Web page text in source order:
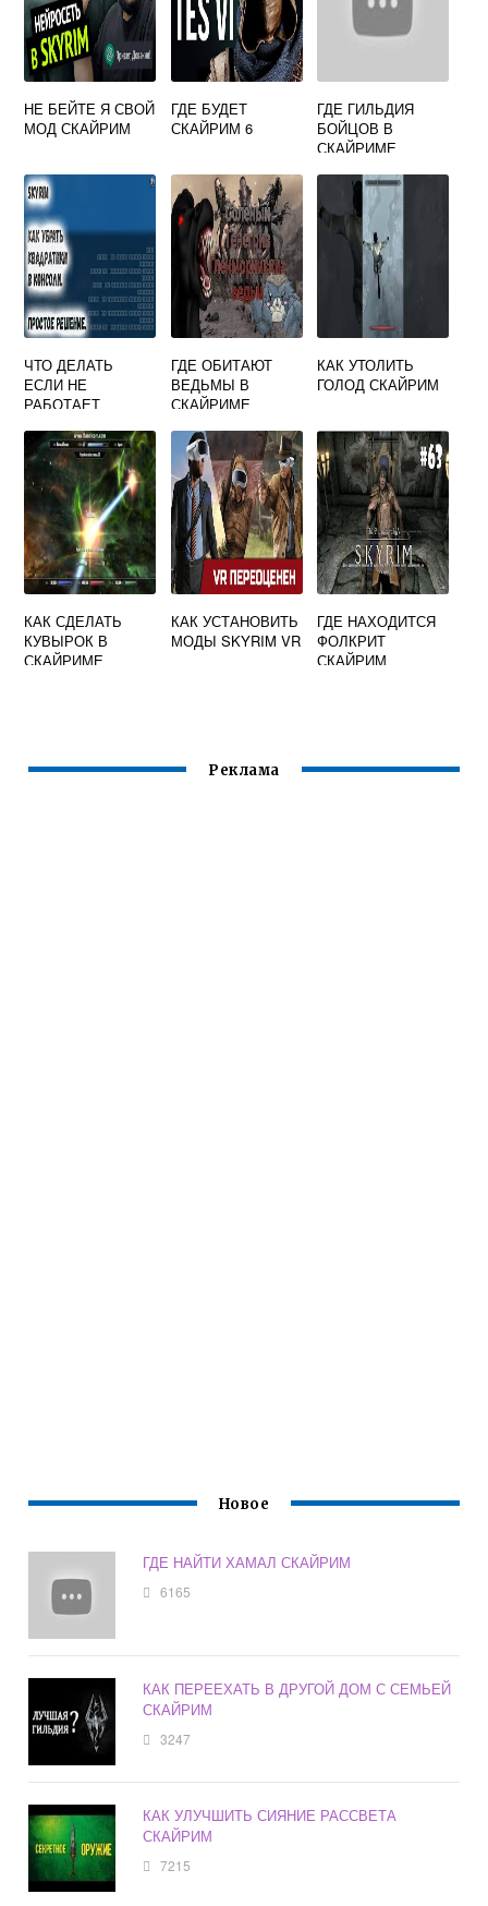
НЕ БЕЙТЕ Я СВОЙ
МОД СКАЙРИМ
ГДЕ БУДЕТ
СКАЙРИМ 6
ГДЕ ГИЛЬДИЯ
БОЙЦОВ В
СКАЙРИМЕ
ЧТО ДЕЛАТЬ
ЕСЛИ НЕ
РАБОТАЕТ
СКАЙРИМЕ
ГДЕ ОБИТАЮТ
ВЕДЬМЫ В
СКАЙРИМЕ
КАК УТОЛИТЬ
ГОЛОД СКАЙРИМ
КАК СДЕЛАТЬ
КУВЫРОК В
СКАЙРИМЕ
КАК УСТАНОВИТЬ
МОДЫ SKYRIM VR
ГДЕ НАХОДИТСЯ
ФОЛКРИТ
СКАЙРИМ
Реклама
Новое
ГДЕ НАЙТИ ХАМАЛ СКАЙРИМ
6165
КАК ПЕРЕЕХАТЬ В ДРУГОЙ ДОМ С СЕМЬЕЙ
СКАЙРИМ
3247
КАК УЛУЧШИТЬ СИЯНИЕ РАССВЕТА
СКАЙРИМ
7215